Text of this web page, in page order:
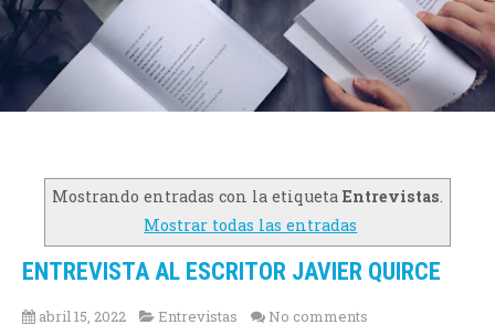
Mostrando entradas con la etiqueta Entrevistas.
Mostrar todas las entradas
ENTREVISTA AL ESCRITOR JAVIER QUIRCE
abril 15, 2022 Entrevistas No comments